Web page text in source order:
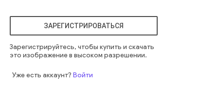
ЗАРЕГИСТРИРОВАТЬСЯ
Зарегистрируйтесь, чтобы купить и скачать
это изображение в высоком разрешении.
Уже есть аккаунт? Войти